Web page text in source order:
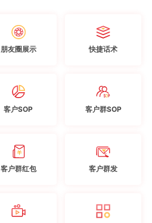
朋友圈展示 快捷话术
客户SOP 客户群SOP
客户群红包 客户群发